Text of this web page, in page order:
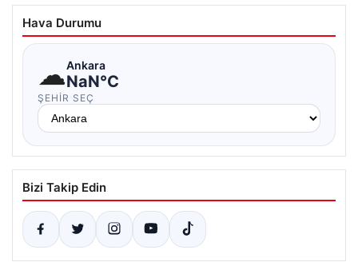
Hava Durumu
☁Ankara
NaN°C
ŞEHIR SEÇ
Bizi Takip Edin